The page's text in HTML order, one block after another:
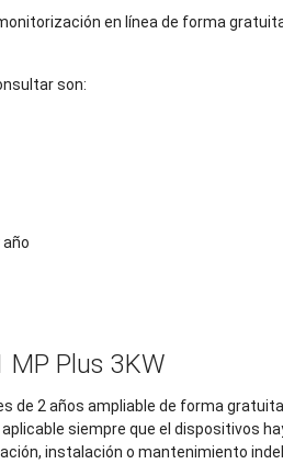
en línea de forma
son:
MP Plus 3KW
de 2 años ampliable de forma
siempre que el dispositivos
instalación o mantenimiento